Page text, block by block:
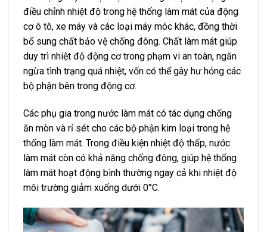
điều chỉnh nhiệt độ trong hệ thống làm mát của động
cơ ô tô, xe máy và các loại máy móc khác, đồng thời
bổ sung chất bảo vệ chống đông. Chất làm mát giúp
duy trì nhiệt độ động cơ trong phạm vi an toàn, ngăn
ngừa tình trạng quá nhiệt, vốn có thể gây hư hỏng các
bộ phận bên trong động cơ.
Các phụ gia trong nước làm mát có tác dụng chống
ăn mòn và rỉ sét cho các bộ phận kim loại trong hệ
thống làm mát. Trong điều kiện nhiệt độ thấp, nước
làm mát còn có khả năng chống đông, giúp hệ thống
làm mát hoạt động bình thường ngay cả khi nhiệt độ
môi trường giảm xuống dưới 0°C.